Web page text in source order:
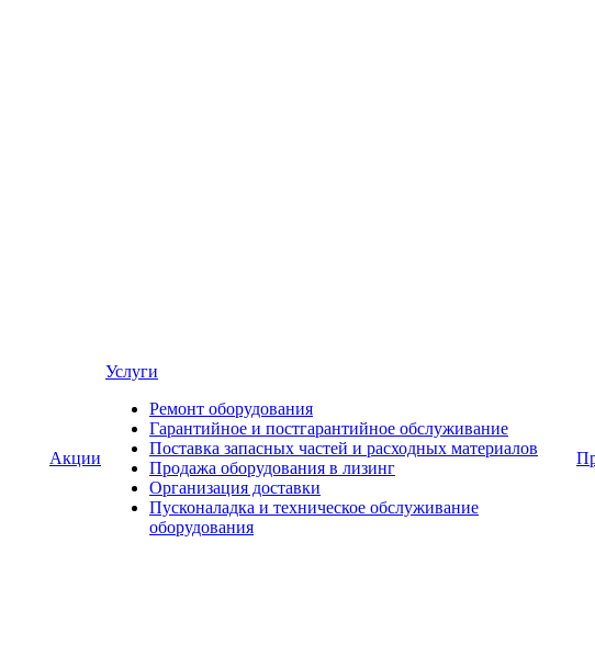
Акции
Услуги
Ремонт оборудования
Гарантийное и постгарантийное обслуживание
Поставка запасных частей и расходных материалов
Продажа оборудования в лизинг
Организация доставки
Пусконаладка и техническое обслуживание
оборудования